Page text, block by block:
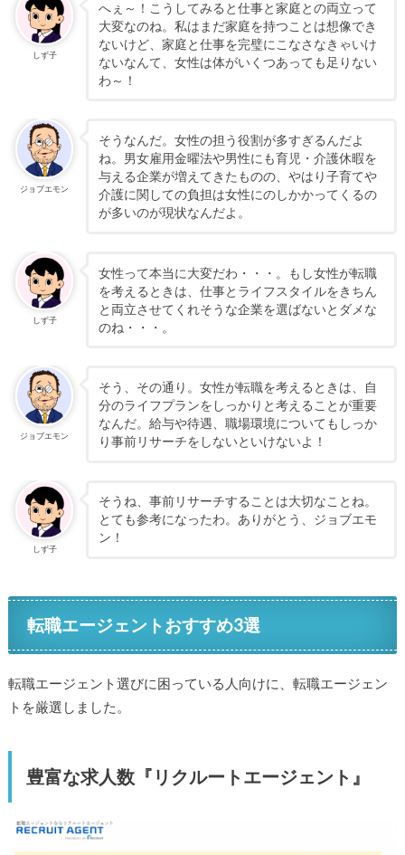
しず子
へぇ～！こうしてみると仕事と家庭との両立って
大変なのね。私はまだ家庭を持つことは想像でき
ないけど、家庭と仕事を完璧にこなさなきゃいけ
ないなんて、女性は体がいくつあっても足りない
わ～！
ジョブエモン
そうなんだ。女性の担う役割が多すぎるんだよ
ね。男女雇用金曜法や男性にも育児・介護休暇を
与える企業が増えてきたものの、やはり子育てや
介護に関しての負担は女性にのしかかってくるの
が多いのが現状なんだよ。
しず子
女性って本当に大変だわ・・・。もし女性が転職
を考えるときは、仕事とライフスタイルをきちん
と両立させてくれそうな企業を選ばないとダメな
のね・・・。
ジョブエモン
そう、その通り。女性が転職を考えるときは、自
分のライフプランをしっかりと考えることが重要
なんだ。給与や待遇、職場環境についてもしっか
り事前リサーチをしないといけないよ！
しず子
そうね、事前リサーチすることは大切なことね。
とても参考になったわ。ありがとう、ジョブエモ
ン！
転職エージェントおすすめ3選
転職エージェント選びに困っている人向けに、転職エージェン
トを厳選しました。
豊富な求人数『リクルートエージェント』